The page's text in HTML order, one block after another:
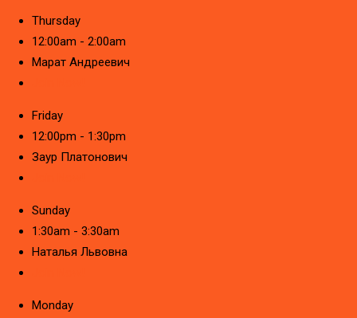
Thursday
12:00am - 2:00am
Марат Андреевич
Friday
12:00pm - 1:30pm
Заур Платонович
Sunday
1:30am - 3:30am
Наталья Львовна
Monday